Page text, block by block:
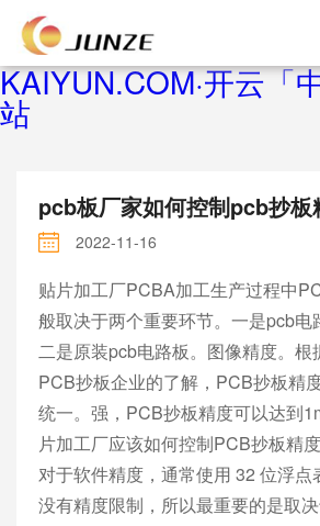
KAIYUN.COM·开云「
站
pcb板厂家如何控制pcb抄板
2022-11-16
贴片加工厂PCBA加工生产过程中
般取决于两个重要环节。一是pcb电
二是原装pcb电路板。图像精度。根
PCB抄板企业的了解，PCB抄板精
统一。强，PCB抄板精度可以达到
片加工厂应该如何控制PCB抄板精
对于软件精度，通常使用 32 位浮
没有精度限制，所以最重要的是取